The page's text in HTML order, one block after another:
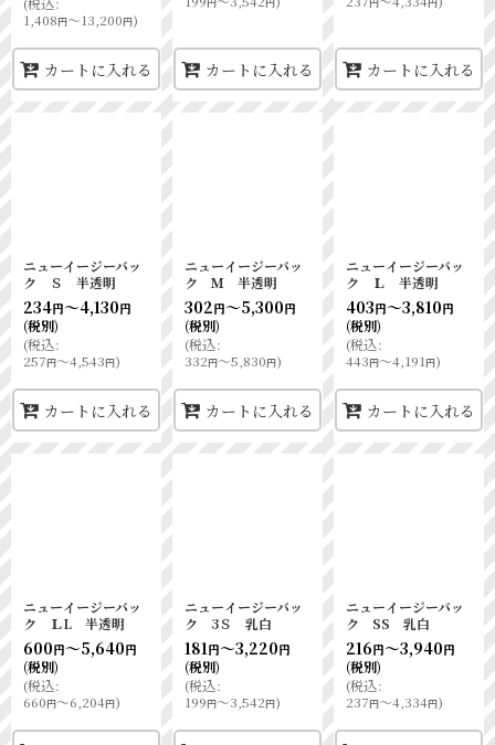
1,408円～13,200円)
カートに入れる カートに入れる カートに入れる
ニューイージーバッ
ク Ｓ 半透明
234円～4,130円
(税別)
(税込:
257円～4,543円)
カートに入れる
ニューイージーバッ
ク Ｍ 半透明
302円～5,300円
(税別)
(税込:
332円～5,830円)
カートに入れる
ニューイージーバッ
ク Ｌ 半透明
403円～3,810円
(税別)
(税込:
443円～4,191円)
カートに入れる
ニューイージーバッ
ク ＬL 半透明
600円～5,640円
(税別)
(税込:
660円～6,204円)
ニューイージーバッ
ク 3Ｓ 乳白
181円～3,220円
(税別)
(税込:
199円～3,542円)
ニューイージーバッ
ク SS 乳白
216円～3,940円
(税別)
(税込:
237円～4,334円)